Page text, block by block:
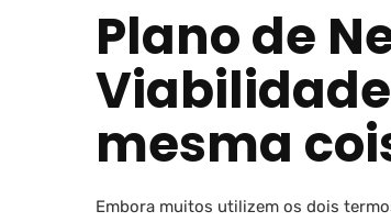
Plano de
mesma
Embora muitos utilizem os dois